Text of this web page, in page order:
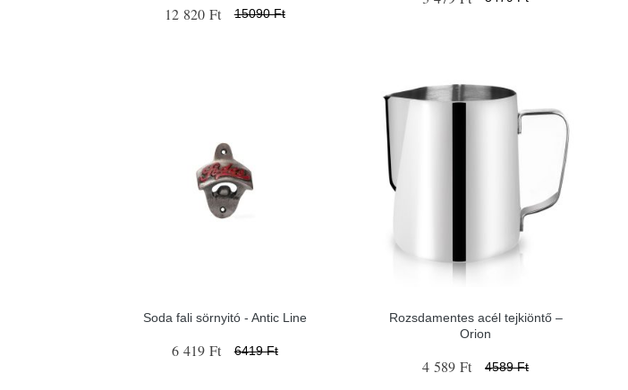
12 820 Ft 15090 Ft
Soda fali sörnyitó - Antic Line
6 419 Ft 6419 Ft
Rozsdamentes acél tejkiöntő –
Orion
4 589 Ft 4589 Ft